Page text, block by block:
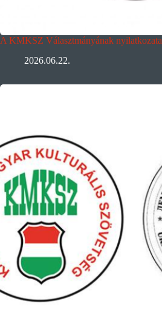
A KMKSZ Választmányának nyilatkozata
2026.06.22.